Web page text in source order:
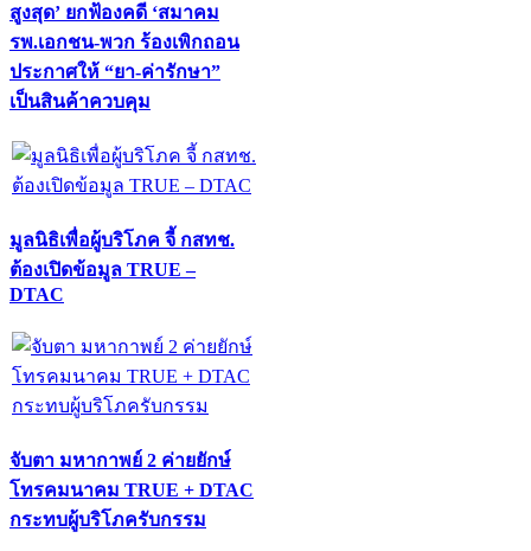
สูงสุด’ ยกฟ้องคดี ‘สมาคม
รพ.เอกชน-พวก ร้องเพิกถอน
ประกาศให้ “ยา-ค่ารักษา”
เป็นสินค้าควบคุม
มูลนิธิเพื่อผู้บริโภค จี้ กสทช.
ต้องเปิดข้อมูล TRUE –
DTAC
จับตา มหากาพย์ 2 ค่ายยักษ์
โทรคมนาคม TRUE + DTAC
กระทบผู้บริโภครับกรรม